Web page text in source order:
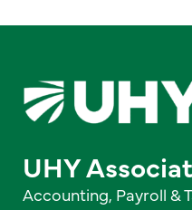
UHY
Accounting, Payroll &